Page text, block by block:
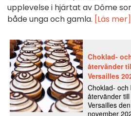
upplevelse i hjärtat av Dôme
både unga och gamla. [Läs mer]